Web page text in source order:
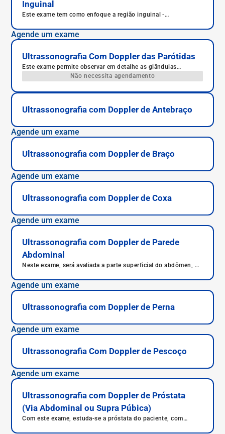
Inguinal
Este exame tem como enfoque a região inguinal -
Agende um exame
Ultrassonografia Com Doppler das Parótidas
Este exame permite observar em detalhe as glândulas
parótidas do paciente, responsáveis pela produção de saliva.
Não necessita agendamento
Ultrassonografia com Doppler de Antebraço
Agende um exame
Ultrassonografia com Doppler de Braço
Agende um exame
Ultrassonografia com Doppler de Coxa
Agende um exame
Ultrassonografia com Doppler de Parede
Abdominal
Neste exame, será avaliada a parte superficial do abdômen, ou
Agende um exame
Ultrassonografia com Doppler de Perna
Agende um exame
Ultrassonografia Com Doppler de Pescoço
Agende um exame
Ultrassonografia com Doppler de Próstata
(Via Abdominal ou Supra Púbica)
Com este exame, estuda-se a próstata do paciente, com